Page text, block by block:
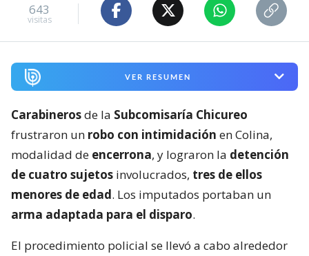
643
visitas
VER RESUMEN
Carabinerosde la Subcomisaría Chicureo
frustraron un robo con intimidación en Colina,
modalidad de encerrona, y lograron la detención
de cuatro sujetos involucrados, tres de ellos
menores de edad. Los imputados portaban un
arma adaptada para el disparo.
El procedimiento policial se llevó a cabo alrededor